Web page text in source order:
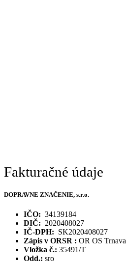
Fakturačné údaje
DOPRAVNE ZNAČENIE, s.r.o.
IČO: 34139184
DIČ: 2020408027
IČ-DPH: SK2020408027
Zápis v ORSR : OR OS Trnava
Vložka č.: 35491/T
Odd.: sro